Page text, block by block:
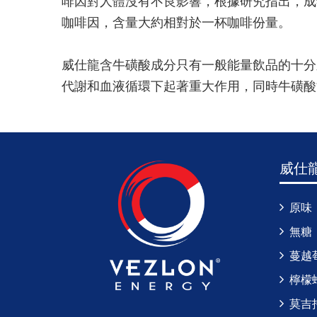
咖啡因，含量大約相對於一杯咖啡份量。
威仕龍含牛磺酸成分只有一般能量飲品的十
代謝和血液循環下起著重大作用，同時牛磺
威仕
原味
無糖
蔓越
檸檬
莫吉